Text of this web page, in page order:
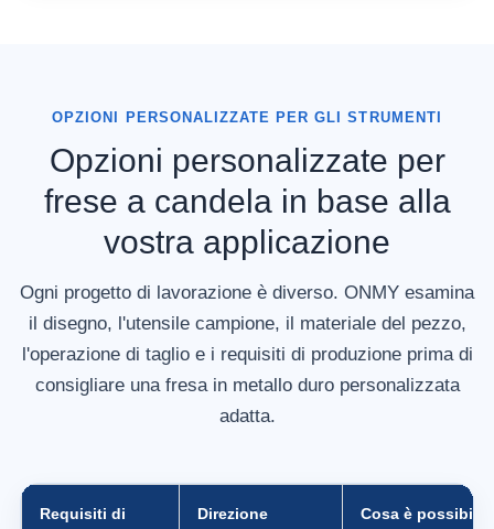
OPZIONI PERSONALIZZATE PER GLI STRUMENTI
Opzioni personalizzate per
frese a candela in base alla
vostra applicazione
Ogni progetto di lavorazione è diverso. ONMY esamina
il disegno, l'utensile campione, il materiale del pezzo,
l'operazione di taglio e i requisiti di produzione prima di
consigliare una fresa in metallo duro personalizzata
adatta.
Requisiti di
Direzione
Cosa è possibile